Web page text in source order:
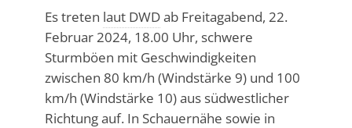
Es treten laut DWDab Freitagabend, 22.
Februar 2024, 18.00 Uhr, schwere
Sturmböen mit Geschwindigkeiten
zwischen 80 km/h (Windstärke 9) und 100
km/h (Windstärke 10) aus südwestlicher
Richtung auf. In Schauernähe sowie in